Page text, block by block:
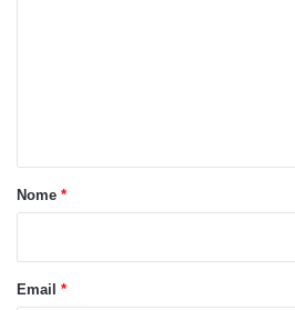
o
Nome *
Email *